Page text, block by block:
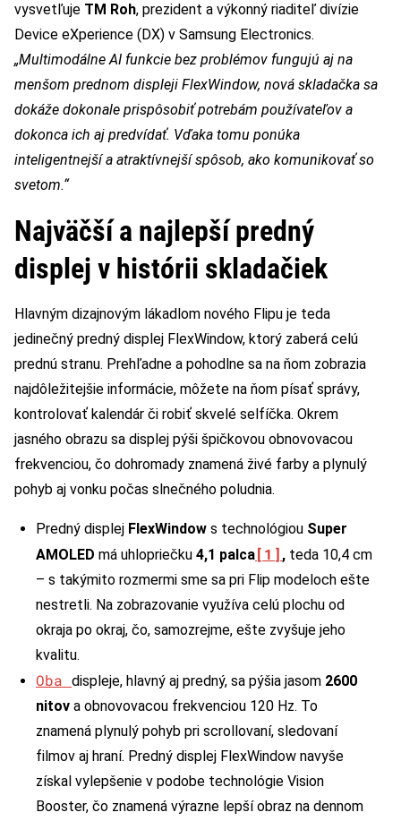
vysvetľuje TM Roh, prezident a výkonný riaditeľ divízie
Device eXperience (DX) v Samsung Electronics.
„Multimodálne AI funkcie bez problémov fungujú aj na
menšom prednom displeji FlexWindow, nová skladačka sa
dokáže dokonale prispôsobiť potrebám používateľov a
dokonca ich aj predvídať. Vďaka tomu ponúka
inteligentnejší a atraktívnejší spôsob, ako komunikovať so
svetom.“
Najväčší a najlepší predný
displej v histórii skladačiek
Hlavným dizajnovým lákadlom nového Flipu je teda
jedinečný predný displej FlexWindow, ktorý zaberá celú
prednú stranu. Prehľadne a pohodlne sa na ňom zobrazia
najdôležitejšie informácie, môžete na ňom písať správy,
kontrolovať kalendár či robiť skvelé selfíčka. Okrem
jasného obrazu sa displej pýši špičkovou obnovovacou
frekvenciou, čo dohromady znamená živé farby a plynulý
pohyb aj vonku počas slnečného poludnia.
Predný displej FlexWindow s technológiou Super
AMOLED má uhlopriečku 4,1 palca[1] , teda 10,4 cm
– s takýmito rozmermi sme sa pri Flip modeloch ešte
nestretli. Na zobrazovanie využíva celú plochu od
okraja po okraj, čo, samozrejme, ešte zvyšuje jeho
kvalitu.
Oba displeje, hlavný aj predný, sa pýšia jasom 2600
nitov a obnovovacou frekvenciou 120 Hz. To
znamená plynulý pohyb pri scrollovaní, sledovaní
filmov aj hraní. Predný displej FlexWindow navyše
získal vylepšenie v podobe technológie Vision
Booster, čo znamená výrazne lepší obraz na dennom